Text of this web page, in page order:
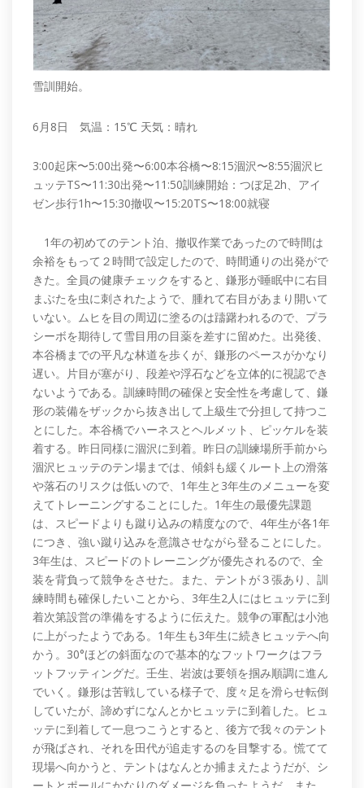
雪訓開始。
6月8日 気温：15℃ 天気：晴れ
3:00起床〜5:00出発〜6:00本谷橋〜8:15涸沢〜8:55涸沢ヒ
ュッテTS〜11:30出発〜11:50訓練開始：つぼ足2h、アイ
ゼン歩行1h〜15:30撤収〜15:20TS〜18:00就寝
1年の初めてのテント泊、撤収作業であったので時間は
余裕をもって２時間で設定したので、時間通りの出発がで
きた。全員の健康チェックをすると、鎌形が睡眠中に右目
まぶたを虫に刺されたようで、腫れて右目があまり開いて
いない。ムヒを目の周辺に塗るのは躊躇われるので、プラ
シーボを期待して雪目用の目薬を差すに留めた。出発後、
本谷橋までの平凡な林道を歩くが、鎌形のペースがかなり
遅い。片目が塞がり、段差や浮石などを立体的に視認でき
ないようである。訓練時間の確保と安全性を考慮して、鎌
形の装備をザックから抜き出して上級生で分担して持つこ
とにした。本谷橋でハーネスとヘルメット、ピッケルを装
着する。昨日同様に涸沢に到着。昨日の訓練場所手前から
涸沢ヒュッテのテン場までは、傾斜も緩くルート上の滑落
や落石のリスクは低いので、1年生と3年生のメニューを変
えてトレーニングすることにした。1年生の最優先課題
は、スピードよりも蹴り込みの精度なので、4年生が各1年
につき、強い蹴り込みを意識させながら登ることにした。
3年生は、スピードのトレーニングが優先されるので、全
装を背負って競争をさせた。また、テントが３張あり、訓
練時間も確保したいことから、3年生2人にはヒュッテに到
着次第設営の準備をするように伝えた。競争の軍配は小池
に上がったようである。1年生も3年生に続きヒュッテへ向
かう。30°ほどの斜面なので基本的なフットワークはフラ
ットフッティングだ。壬生、岩波は要領を掴み順調に進ん
でいく。鎌形は苦戦している様子で、度々足を滑らせ転倒
していたが、諦めずになんとかヒュッテに到着した。ヒュ
ッテに到着して一息つこうとすると、後方で我々のテント
が飛ばされ、それを田代が追走するのを目撃する。慌てて
現場へ向かうと、テントはなんとか捕まえたようだが、シ